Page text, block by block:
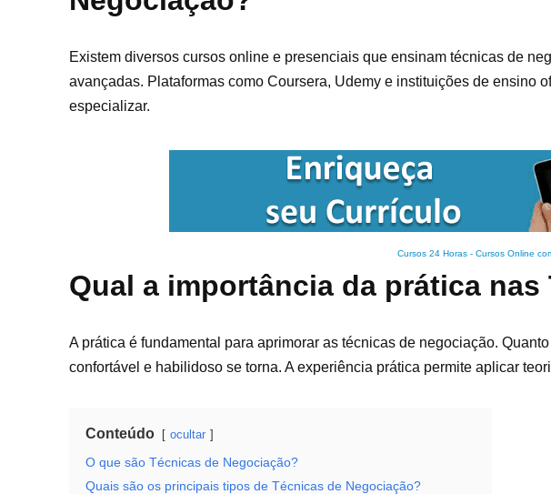
Existem diversos cursos online e presenciais que ensinam técnicas de
avançadas. Plataformas como Coursera, Udemy e instituições de ensino
especializar.
Cursos 24 Horas - Cursos Online
Qual a importância da prática
A prática é fundamental para aprimorar as técnicas de negociação.
confortável e habilidoso se torna. A experiência prática permite aplicar
Conteúdo ocultar
O que são Técnicas de Negociação?
Quais são os principais tipos de Técnicas de Negociação?